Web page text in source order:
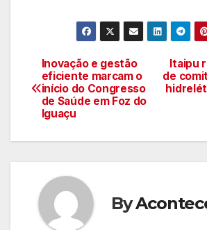
Navegação
de
artigos
Itaipu
de
Inovação e gestão
eficiente marcam o
início do Congresso
de Saúde em Foz do
Iguaçu
By